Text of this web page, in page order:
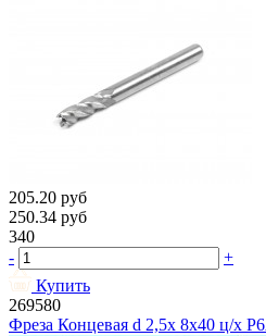
205.20 руб
250.34 руб
340
-
+
Купить
269580
Фреза Концевая d 2,5х 8х40 ц/х